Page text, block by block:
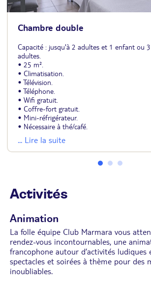
Chambre double
Capacité : jusqu'à 2 adultes et 1 enfant ou 3
adultes.
• 25 m².
• Climatisation.
• Télévision.
• Téléphone.
• Wifi gratuit.
• Coffre-fort gratuit.
• Mini-réfrigérateur.
• Nécessaire à thé/café.
• 1 lit double ou 2 lits simples et un lit ou un
d'appoint.
• Salle de bains avec douche ou baignoire
... Lire la suite
Activités
Animation
La folle équipe Club Marmara vous
rendez-vous incontournables, une
francophone autour d’activités ludiques
spectacles et soirées à thème pour des
inoubliables.